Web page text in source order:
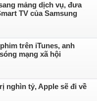
mảng dịch vụ, đưa
TV của Samsung
trên iTunes, anh
mạng xã hội
nghìn tỷ, Apple sẽ đi về